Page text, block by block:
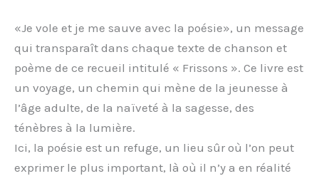
«Je vole et je me sauve avec la poésie», un message
qui transparaît dans chaque texte de chanson et
poème de ce recueil intitulé « Frissons ». Ce livre est
un voyage, un chemin qui mène de la jeunesse à
l’âge adulte, de la naïveté à la sagesse, des
ténèbres à la lumière.
Ici, la poésie est un refuge, un lieu sûr où l’on peut
exprimer le plus important, là où il n’y a en réalité